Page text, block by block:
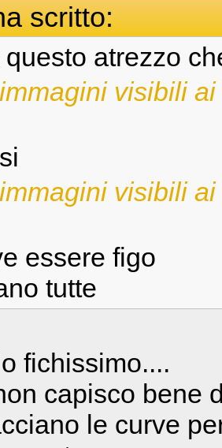
scritto:
atrezzo
immagini visibili
immagini visibili
essere figo
tutte
fichissimo....
capisco bene
le curve